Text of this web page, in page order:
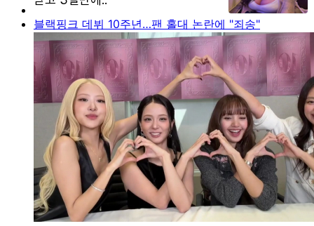
블랙핑크 데뷔 10주년…팬 홀대 논란에 "죄송"